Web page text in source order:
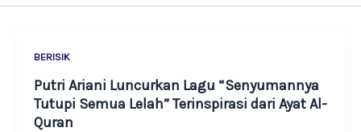
BERISIK
Putri Ariani Luncurkan Lagu “Senyumannya
Tutupi Semua Lelah” Terinspirasi dari Ayat Al-
Quran